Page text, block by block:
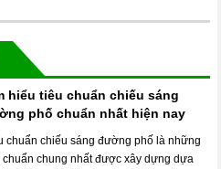
hiểu tiêu chuẩn chiếu sáng
phố chuẩn nhất hiện nay
chuẩn chiếu sáng đường phố là những
chuẩn chung nhất được xây dựng dựa